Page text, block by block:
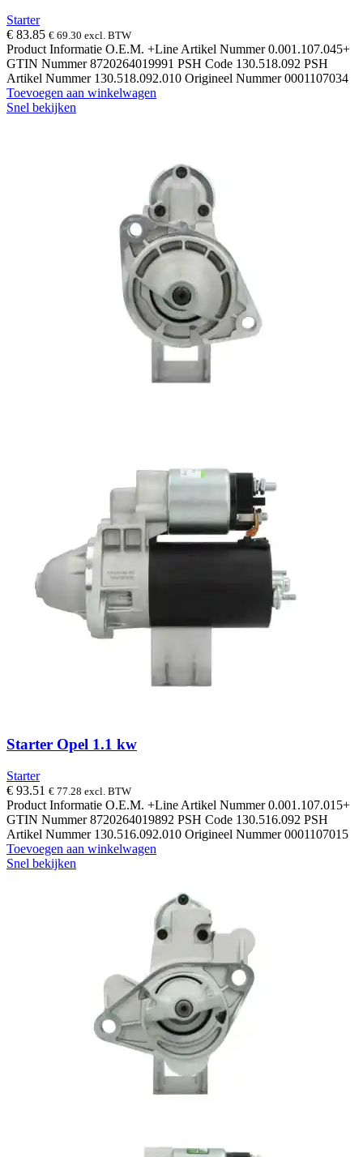
Starter
€ 83.85 € 69.30 excl. BTW
Product Informatie O.E.M. +Line Artikel Nummer 0.001.107.045+
GTIN Nummer 8720264019991 PSH Code 130.518.092 PSH
Artikel Nummer 130.518.092.010 Origineel Nummer 0001107034
Toevoegen aan winkelwagen
Snel bekijken
Starter Opel 1.1 kw
Starter
€ 93.51 € 77.28 excl. BTW
Product Informatie O.E.M. +Line Artikel Nummer 0.001.107.015+
GTIN Nummer 8720264019892 PSH Code 130.516.092 PSH
Artikel Nummer 130.516.092.010 Origineel Nummer 0001107015
Toevoegen aan winkelwagen
Snel bekijken